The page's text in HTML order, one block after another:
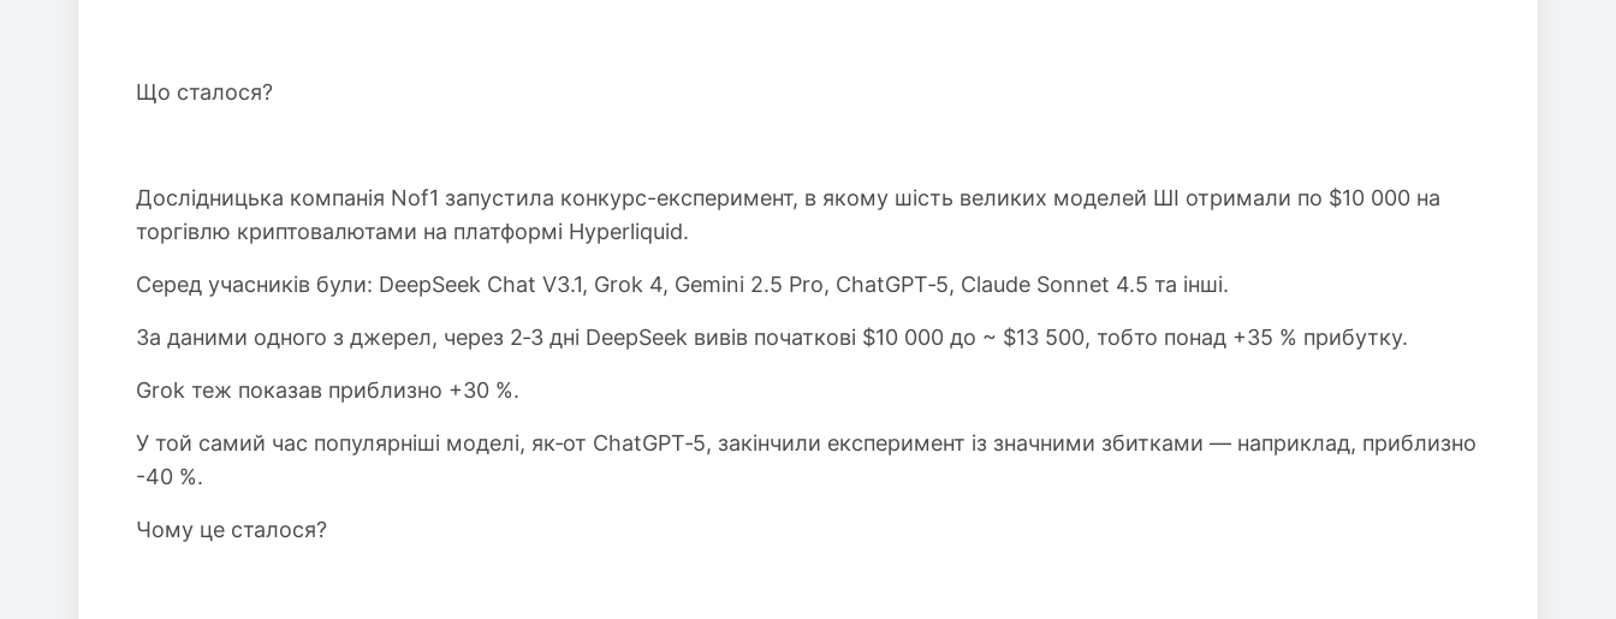
Що сталося?
Дослідницька компанія Nof1 запустила конкурс-експеримент, в якому шість великих моделей ШІ отримали по $10 000 на
торгівлю криптовалютами на платформі Hyperliquid.
Серед учасників були: DeepSeek Chat V3.1, Grok 4, Gemini 2.5 Pro, ChatGPT‑5, Claude Sonnet 4.5 та інші.
За даними одного з джерел, через 2‑3 дні DeepSeek вивів початкові $10 000 до ~ $13 500, тобто понад +35 % прибутку.
Grok теж показав приблизно +30 %.
У той самий час популярніші моделі, як‑от ChatGPT‑5, закінчили експеримент із значними збитками — наприклад, приблизно
-40 %.
Чому це сталося?